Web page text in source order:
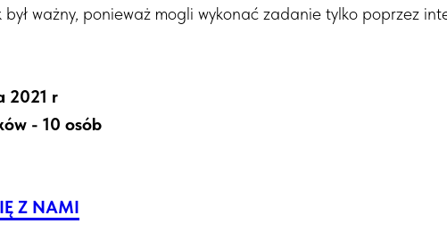
był ważny, ponieważ mogli wykonać zadanie tylko poprzez
2021 r
- 10 osób
Z NAMI